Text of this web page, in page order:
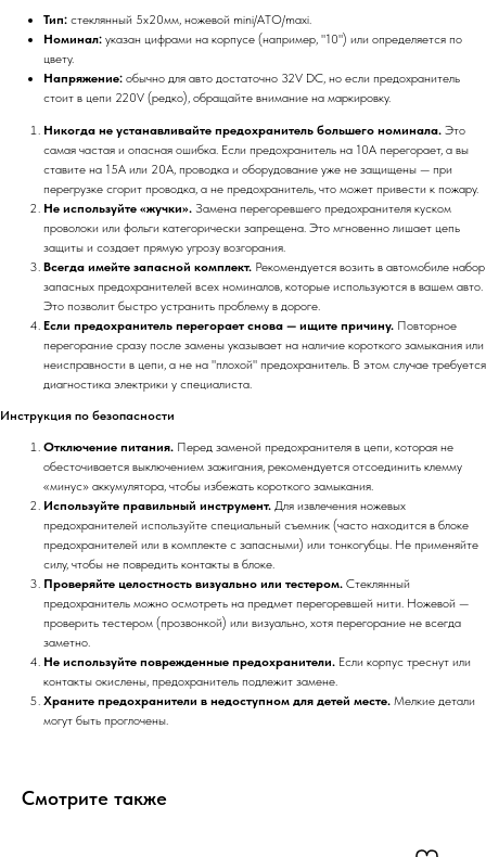
Тип: стеклянный 5x20мм, ножевой mini/ATO/maxi.
Номинал: указан цифрами на корпусе (например, "10") или определяется по
цвету.
Напряжение: обычно для авто достаточно 32V DC, но если предохранитель
стоит в цепи 220V (редко), обращайте внимание на маркировку.
Никогда не устанавливайте предохранитель большего номинала. Это
самая частая и опасная ошибка. Если предохранитель на 10А перегорает, а вы
ставите на 15А или 20А, проводка и оборудование уже не защищены — при
перегрузке сгорит проводка, а не предохранитель, что может привести к пожару.
Не используйте «жучки». Замена перегоревшего предохранителя куском
проволоки или фольги категорически запрещена. Это мгновенно лишает цепь
защиты и создает прямую угрозу возгорания.
Всегда имейте запасной комплект. Рекомендуется возить в автомобиле набор
запасных предохранителей всех номиналов, которые используются в вашем авто.
Это позволит быстро устранить проблему в дороге.
Если предохранитель перегорает снова — ищите причину. Повторное
перегорание сразу после замены указывает на наличие короткого замыкания или
неисправности в цепи, а не на "плохой" предохранитель. В этом случае требуется
диагностика электрики у специалиста.
Инструкция по безопасности
Отключение питания. Перед заменой предохранителя в цепи, которая не
обесточивается выключением зажигания, рекомендуется отсоединить клемму
«минус» аккумулятора, чтобы избежать короткого замыкания.
Используйте правильный инструмент. Для извлечения ножевых
предохранителей используйте специальный съемник (часто находится в блоке
предохранителей или в комплекте с запасными) или тонкогубцы. Не применяйте
силу, чтобы не повредить контакты в блоке.
Проверяйте целостность визуально или тестером. Стеклянный
предохранитель можно осмотреть на предмет перегоревшей нити. Ножевой —
проверить тестером (прозвонкой) или визуально, хотя перегорание не всегда
заметно.
Не используйте поврежденные предохранители. Если корпус треснут или
контакты окислены, предохранитель подлежит замене.
Храните предохранители в недоступном для детей месте. Мелкие детали
могут быть проглочены.
Смотрите также